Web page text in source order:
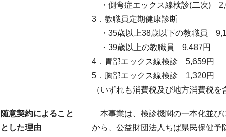
・側弯症エックス線検診(二次)
3．教職員定期健康診断
・35歳以上38歳以下の教職員
・39歳以上の教職員 9,487円
4．胃部エックス線検診 5,659円
5．胸部エックス線検診 1,320円
（いずれも消費税及び地方消費税を
随意契約によること
とした理由
本事業は、検診機関の一本化並び
から、公益財団法人ちば県民保健予